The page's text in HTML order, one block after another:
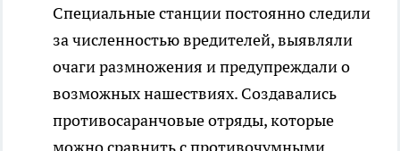
Специальные станции постоянно следили
за численностью вредителей, выявляли
очаги размножения и предупреждали о
возможных нашествиях. Создавались
противосаранчовые отряды, которые